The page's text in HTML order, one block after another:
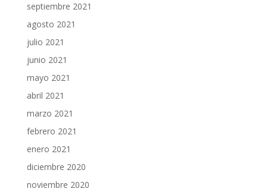
septiembre 2021
agosto 2021
julio 2021
junio 2021
mayo 2021
abril 2021
marzo 2021
febrero 2021
enero 2021
diciembre 2020
noviembre 2020